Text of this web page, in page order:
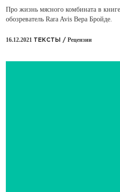
Про жизнь мясного комбината в
обозреватель Rara Avis Вера Бройде.
16.12.2021 ТЕКСТЫ / Рецензии